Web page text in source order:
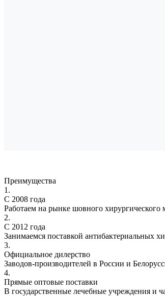
Преимущества
1.
С 2008 года
Работаем на рынке шовного хирургического
2.
С 2012 года
Занимаемся поставкой антибактериальных
3.
Официальное дилерство
Заводов-производителей в России и
4.
Прямые оптовые поставки
В государственные лечебные учреждения и